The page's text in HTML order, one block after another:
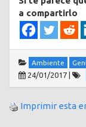
a compartirlo
Ambiente
24/01/2017 |
Imprimir esta